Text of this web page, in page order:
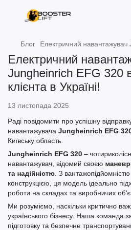
Блог Електричний навантажувач
Електричний
Jungheinrich EFG 320
клієнта в Україні!
13 листопада 2025
Раді повідомити про успішну
навантажувача Jungheinrich EFG
Київську область.
Jungheinrich EFG 320 –
навантажувач, відомий своєю
та надійністю . З вантажопідйомністю
конструкцією, ця модель ідеально
роботи на складах та виробничих
Ми розуміємо, наскільки критично
українського бізнесу. Наша команда
підготовку та безпечне